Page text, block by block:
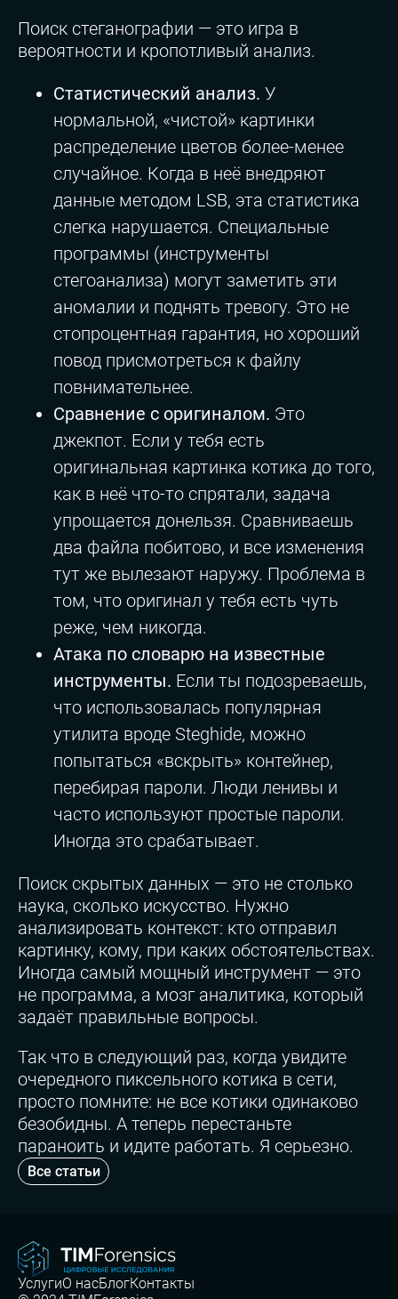
Поиск стеганографии — это игра в
вероятности и кропотливый анализ.
Статистический анализ. У
нормальной, «чистой» картинки
распределение цветов более-менее
случайное. Когда в неё внедряют
данные методом LSB, эта статистика
слегка нарушается. Специальные
программы (инструменты
стегоанализа) могут заметить эти
аномалии и поднять тревогу. Это не
стопроцентная гарантия, но хороший
повод присмотреться к файлу
повнимательнее.
Сравнение с оригиналом. Это
джекпот. Если у тебя есть
оригинальная картинка котика до того,
как в неё что-то спрятали, задача
упрощается донельзя. Сравниваешь
два файла побитово, и все изменения
тут же вылезают наружу. Проблема в
том, что оригинал у тебя есть чуть
реже, чем никогда.
Атака по словарю на известные
инструменты. Если ты подозреваешь,
что использовалась популярная
утилита вроде Steghide, можно
попытаться «вскрыть» контейнер,
перебирая пароли. Люди ленивы и
часто используют простые пароли.
Иногда это срабатывает.
Поиск скрытых данных — это не столько
наука, сколько искусство. Нужно
анализировать контекст: кто отправил
картинку, кому, при каких обстоятельствах.
Иногда самый мощный инструмент — это
не программа, а мозг аналитика, который
задаёт правильные вопросы.
Так что в следующий раз, когда увидите
очередного пиксельного котика в сети,
просто помните: не все котики одинаково
безобидны. А теперь перестаньте
параноить и идите работать. Я серьезно.
Все статьи
УслугиО насБлогКонтакты